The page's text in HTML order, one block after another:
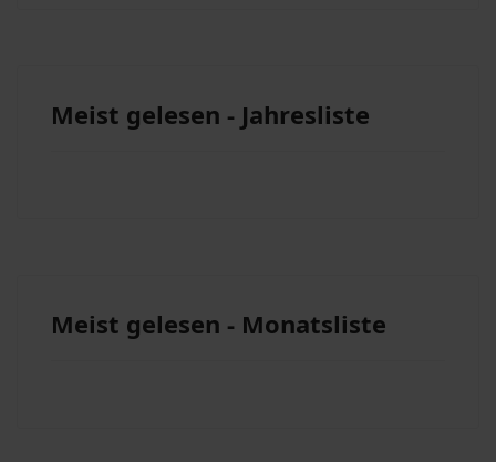
Meist gelesen - Jahresliste
Meist gelesen - Monatsliste